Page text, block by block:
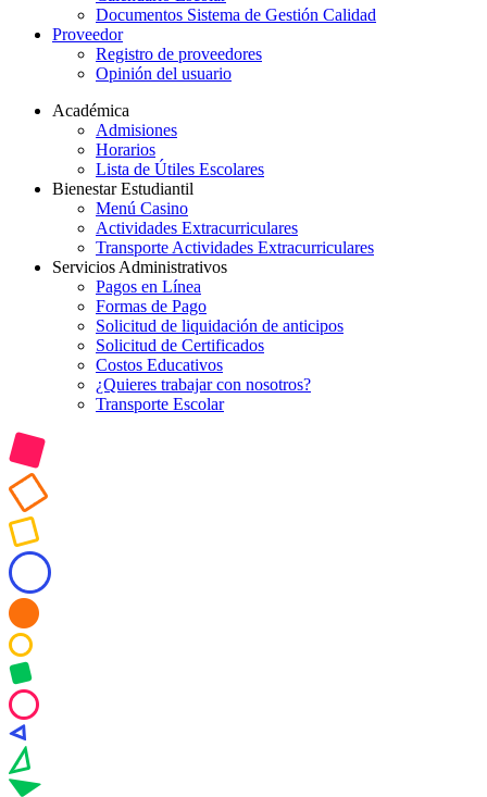
Documentos Sistema de Gestión Calidad
Proveedor
Registro de proveedores
Opinión del usuario
Académica
Admisiones
Horarios
Lista de Útiles Escolares
Bienestar Estudiantil
Menú Casino
Actividades Extracurriculares
Transporte Actividades Extracurriculares
Servicios Administrativos
Pagos en Línea
Formas de Pago
Solicitud de liquidación de anticipos
Solicitud de Certificados
Costos Educativos
¿Quieres trabajar con nosotros?
Transporte Escolar